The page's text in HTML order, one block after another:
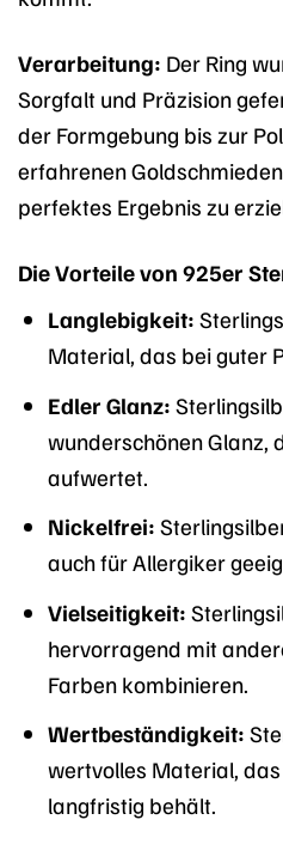
Verarbeitung: Der Ring
Sorgfalt und Präzision
der Formgebung bis zur
erfahrenen
perfektes Ergebnis zu
Die Vorteile von 925er
Langlebigkeit:
Material, das bei guter
Edler Glanz:
wunderschönen Glanz,
aufwertet.
Nickelfrei:
auch für Allergiker
Vielseitigkeit:
hervorragend mit
Farben kombinieren.
Wertbeständigkeit:
wertvolles Material,
langfristig behält.